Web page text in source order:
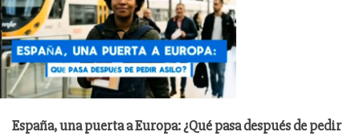
España, una puerta a Europa: ¿Qué pasa después de pedir